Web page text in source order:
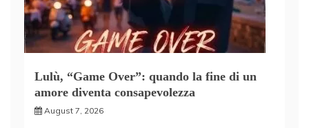
Lulù, “Game Over”: quando la fine di un
amore diventa consapevolezza
August 7, 2026